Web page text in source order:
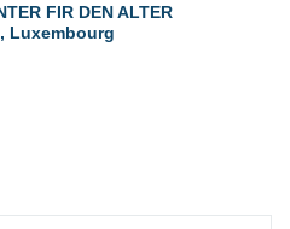
FIR DEN ALTER
Luxembourg